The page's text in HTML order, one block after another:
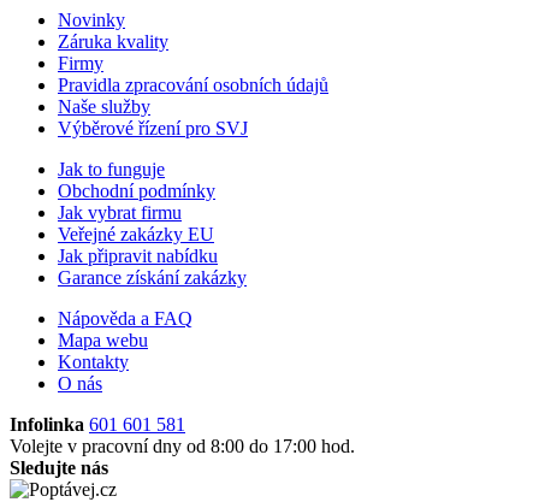
Novinky
Záruka kvality
Firmy
Pravidla zpracování osobních údajů
Naše služby
Výběrové řízení pro SVJ
Jak to funguje
Obchodní podmínky
Jak vybrat firmu
Veřejné zakázky EU
Jak připravit nabídku
Garance získání zakázky
Nápověda a FAQ
Mapa webu
Kontakty
O nás
Infolinka 601 601 581
Volejte v pracovní dny od 8:00 do 17:00 hod.
Sledujte nás